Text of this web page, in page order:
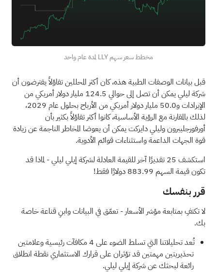
مخطط سعر سهم LLY لمدة عام واحد
قبل بيانات الوصفات الطبية هذه، كان أكثر المحللين تفاؤلاً يفترضون أن
شركة ليلي يمكن أن تصل إلى حوالي 124.5 مليار دولار أمريكي من
الإيرادات و50.0 مليار دولار أمريكي من الأرباح بحلول عام 2029،
لذلك بالمقارنة مع الرؤية الأساسية، كانوا أكثر تفاؤلاً بكثير بأن
أورفورجليبرون وليلي دايركت يمكن أن يعوضا المخاطر الناجمة عن زيادة
قوة الجهات الداعمة واستثناءات قوائم الأدوية.
استكشف 25 تقديرًا آخر للقيمة العادلة لشركة إيلي ليلي
- لماذا قد
تكون قيمة السهم 883.99 دولارًا فقط!
قرر بنفسك
لا تكتفِ بمتابعة مؤشر الأسعار - تعمّق في البيانات وابنِ قناعة خاصة
بك.
تُعد تحليلاتنا التي تسلط الضوء على 4 مكافآت رئيسية وعلامتين
تحذيريتين مهمتينقد تؤثران على قرارك الاستثماري نقطة انطلاق
رائعة لبحثك عن شركة إيلي ليلي.